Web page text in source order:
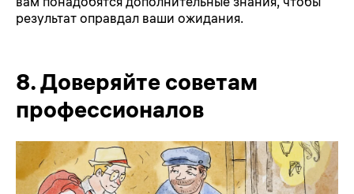
результат оправдал ваши ожидания.
8.Доверяйте советам
профессионалов